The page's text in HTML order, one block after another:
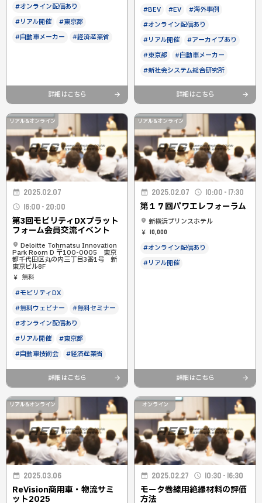
#オンライン配信あり
#リアル開催
#東京都
#自動車メーカー
#経済産業省
詳細はこちら
#BEV #EV
#海外事例
#オンライン配信あり
#リアル開催
#アーカイブあり
#東京都
#自動車メーカー
#新社会システム総合研究所
詳細はこちら
リアル&オンライン
2025.02.07
16:00 - 20:00
第3回モビリティDXプラット
フォーム会員交流イベント
Deloitte Tohmatsu Innovation
Park Room D 〒100-0005 東京
都千代田区丸の内三丁目3番1号 新
東京ビル8F
無料
#モビリティDX
#無料ウェビナー
#無料セミナー
#オンライン配信あり
#リアル開催
#東京都
#自動車技術会
#経済産業省
詳細はこちら
リアル&オンライン
2025.02.07 10:00 - 17:30
第１７回パワエレフォーラム
新横浜プリンスホテル
10,000
#オンライン配信あり
#リアル開催
詳細はこちら
リアル&オンライン
2025.03.06
ReVision商用車・物流サミ
ット2025
オンライン
2025.02.27 10:30 - 16:30
モータ巻線用絶縁材料の評価
方法